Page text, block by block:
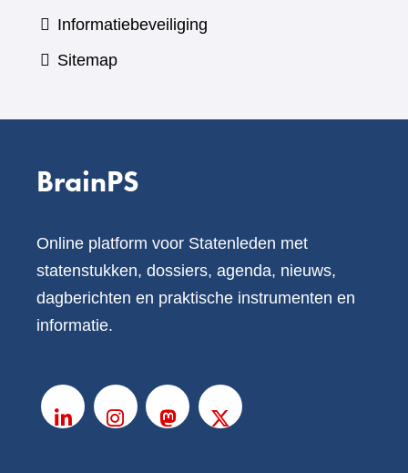
Informatiebeveiliging
Sitemap
BrainPS
Online platform voor Statenleden met
statenstukken, dossiers, agenda, nieuws,
dagberichten en praktische instrumenten en
informatie.